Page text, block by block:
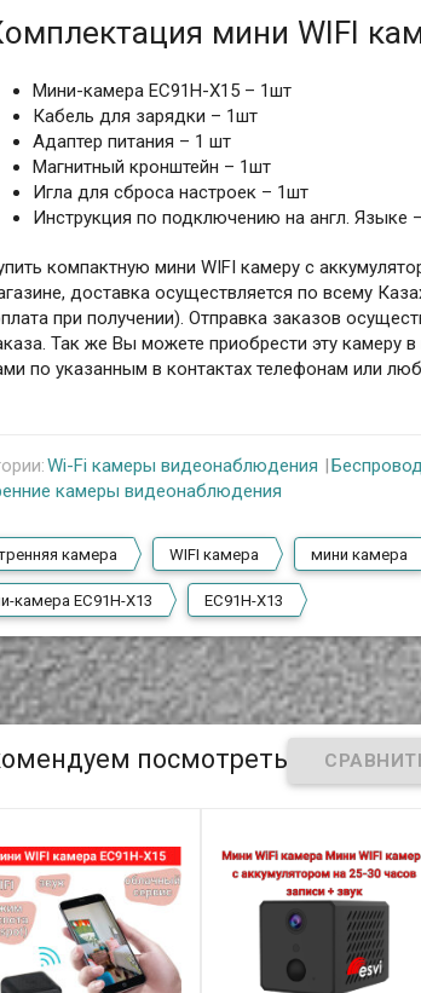
мини WIFI
Мини-камера EC91H-X15 – 1шт
Кабель для зарядки – 1шт
Адаптер питания – 1 шт
Магнитный кронштейн – 1шт
Игла для сброса настроек – 1шт
Инструкция по подключению на англ. Языке
компактную мини WIFI камеру с
доставка осуществляется по всему
при получении). Отправка заказов
Так же Вы можете приобрести эту камеру
по указанным в контактах телефонам или
Wi-Fi камеры видеонаблюдения
камеры видеонаблюдения
камера WIFI камера мини камера
камера EC91H-X13 EC91H-X13
посмотреть